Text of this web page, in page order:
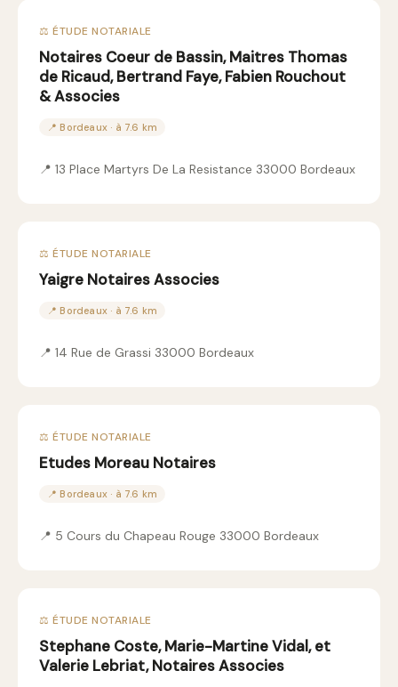
⚖️ ÉTUDE NOTARIALE
Notaires Coeur de Bassin, Maitres Thomas
de Ricaud, Bertrand Faye, Fabien Rouchout
& Associes
📍 Bordeaux · à 7.6 km
📍 13 Place Martyrs De La Resistance 33000 Bordeaux
⚖️ ÉTUDE NOTARIALE
Yaigre Notaires Associes
📍 Bordeaux · à 7.6 km
📍 14 Rue de Grassi 33000 Bordeaux
⚖️ ÉTUDE NOTARIALE
Etudes Moreau Notaires
📍 Bordeaux · à 7.6 km
📍 5 Cours du Chapeau Rouge 33000 Bordeaux
⚖️ ÉTUDE NOTARIALE
Stephane Coste, Marie-Martine Vidal, et
Valerie Lebriat, Notaires Associes